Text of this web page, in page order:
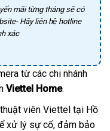
mãi từng tháng sẽ có
Hãy liên hệ hotline
xác
từ các chi nhánh
Viettel Home.
viên Viettel tại Hồ
xử lý sự cố, đảm bảo